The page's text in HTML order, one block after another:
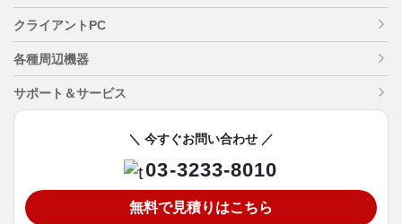
クライアントPC
各種周辺機器
サポート＆サービス
＼ 今すぐお問い合わせ ／
03-3233-8010
無料で見積りはこちら